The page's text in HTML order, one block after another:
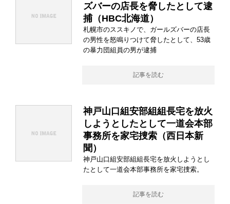
ズバーの店長を脅したとして逮
捕（HBC北海道）
札幌市のススキノで、ガールズバーの店長
の男性を怒鳴りつけて脅したとして、53歳
の暴力団組員の男が逮捕
記事を読む
神戸山口組安部組組長宅を放火
しようとしたとして一道会本部
事務所を家宅捜索（西日本新
聞）
神戸山口組安部組組長宅を放火しようとし
たとして一道会本部事務所を家宅捜索。
記事を読む